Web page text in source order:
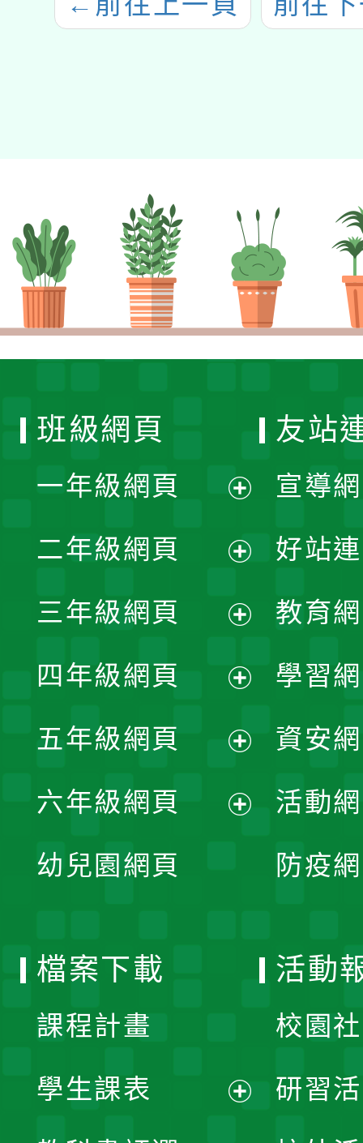
班級網頁
一年級網頁
開
選
單
二年級網頁
開
選
單
三年級網頁
開
選
單
四年級網頁
開
選
五年級網頁
開
六年級網頁
幼兒園網頁
友站
宣導
好站
教育
學習
資安
活動
防疫
檔案下載
課程計畫
學生課表
活動
校園
研習